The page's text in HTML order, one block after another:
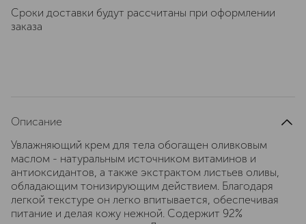
Сроки доставки будут рассчитаны при оформлении
заказа
Описание
Увлажняющий крем для тела обогащен оливковым
маслом - натуральным источником витаминов и
антиоксидантов, а также экстрактом листьев оливы,
обладающим тонизирующим действием. Благодаря
легкой текстуре он легко впитывается, обеспечивая
питание и делая кожу нежной. Содержит 92%